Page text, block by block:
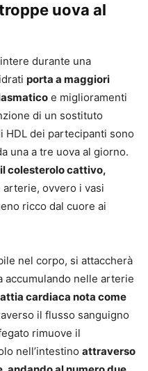
uova al
intere durante una
porta a maggiori
e miglioramenti
di un sostituto
HDL dei partecipanti sono
una a tre uova al giorno.
il colesterolo cattivo,
arterie, ovvero i vasi
ricco dal cuore ai
nel corpo, si attaccherà
accumulando nelle arterie
cardiaca nota come
il flusso sanguigno
rimuove il
nell’intestino attraverso